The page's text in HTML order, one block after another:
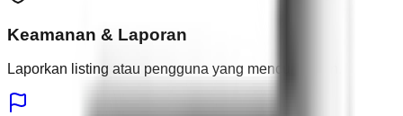
Keamanan & Laporan
Laporkan listing atau pengguna yang mencurigakan.